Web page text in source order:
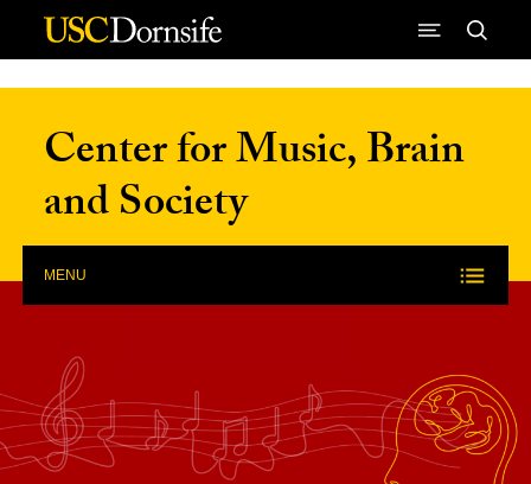
Skip to Content
Center for Music, Brain
and Society
MENU